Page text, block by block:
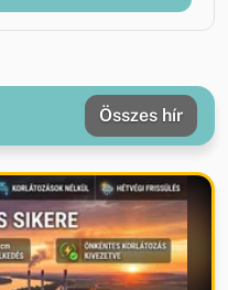
Összes hír